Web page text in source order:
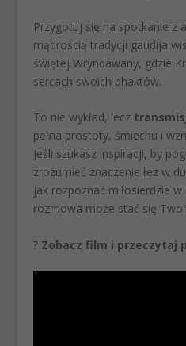
Przygotuj się na spotkanie z
mądrością tradycji gaudija
świętej Wryndawany, gdzie
sercach swoich bhaktów.
To nie wykład, lecz
pełna prostoty, śmiechu i
Jeśli szukasz inspiracji, by
zrozumieć znaczenie łez w
jak rozpoznać miłosierdzie
rozmowa może stać się
?️ Zobacz film i przeczytaj